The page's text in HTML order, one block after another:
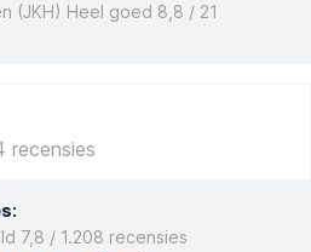
(JKH) Heel goed 8,8 / 21
recensies
7,8 / 1.208 recensies